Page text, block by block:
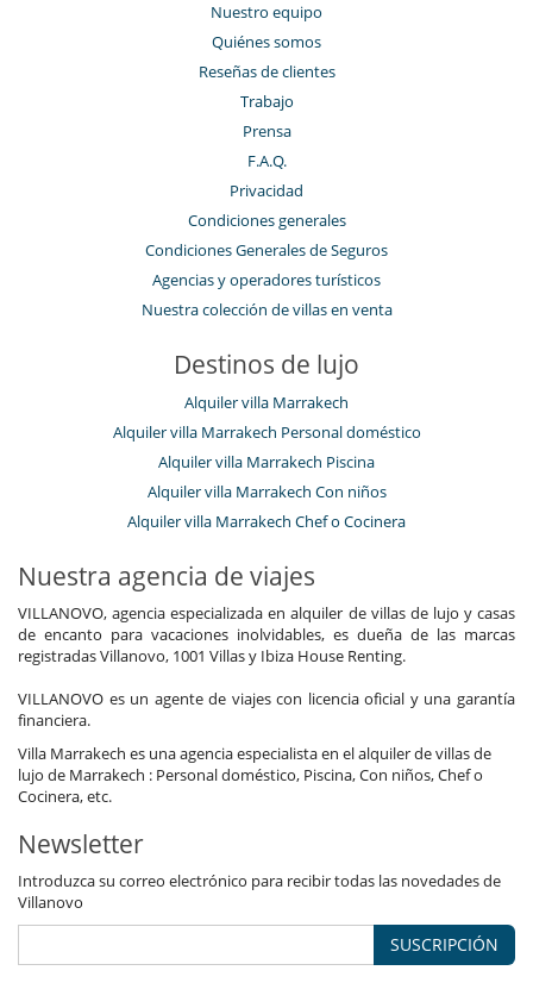
Nuestro equipo
Quiénes somos
Reseñas de clientes
Trabajo
Prensa
F.A.Q.
Privacidad
Condiciones generales
Condiciones Generales de Seguros
Agencias y operadores turísticos
Nuestra colección de villas en venta
Destinos de lujo
Alquiler villa Marrakech
Alquiler villa Marrakech Personal doméstico
Alquiler villa Marrakech Piscina
Alquiler villa Marrakech Con niños
Alquiler villa Marrakech Chef o Cocinera
Nuestra agencia de viajes
VILLANOVO, agencia especializada en alquiler de villas de lujo y casas
de encanto para vacaciones inolvidables, es dueña de las marcas
registradas Villanovo, 1001 Villas y Ibiza House Renting.
VILLANOVO es un agente de viajes con licencia oficial y una garantía
financiera.
Villa Marrakech es una agencia especialista en el alquiler de villas de
lujo de Marrakech : Personal doméstico, Piscina, Con niños, Chef o
Cocinera, etc.
Newsletter
Introduzca su correo electrónico para recibir todas las novedades de
Villanovo
SUSCRIPCIÓN